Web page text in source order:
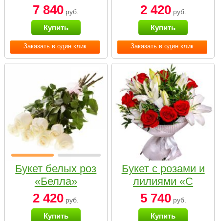
Заказать в один клик
7 840 руб.
Купить
Заказать в один клик
2 420руб.
Купить
Букет белых роз
«Белла»
2 420 руб.
Купить
Букет с розами и
лилиями «С
наилучшими
пожеланиями»
5 740руб.
Купить